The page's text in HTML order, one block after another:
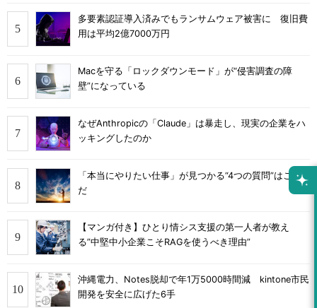
多要素認証導入済みでもランサムウェア被害に 復旧費
用は平均2億7000万円
Macを守る「ロックダウンモード」が“侵害調査の障
壁”になっている
なぜAnthropicの「Claude」は暴走し、現実の企業をハ
ッキングしたのか
「本当にやりたい仕事」が見つかる“4つの質問”はこれ
だ
【マンガ付き】ひとり情シス支援の第一人者が教え
る”中堅中小企業こそRAGを使うべき理由”
沖縄電力、Notes脱却で年1万5000時間減 kintone市民
開発を安全に広げた6手